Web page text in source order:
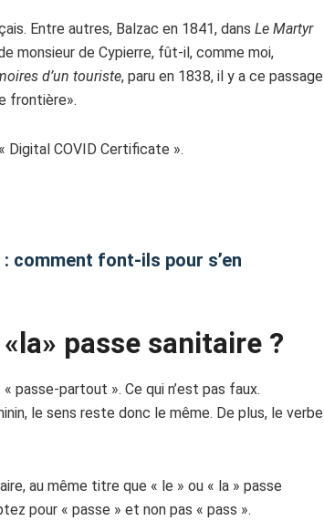
Entre autres, Balzac en 1841, dans Le Martyr
monsieur de Cypierre, fût-il, comme moi,
d’un touriste, paru en 1838, il y a ce passage
frontière».
Digital COVID Certificate ».
comment font-ils pour s’en
passe sanitaire ?
passe-partout ». Ce qui n’est pas faux.
le sens reste donc le même. De plus, le verbe
au même titre que « le » ou « la » passe
pour « passe » et non pas « pass ».